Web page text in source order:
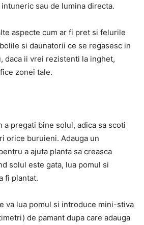
sau de lumina directa.
aspecte cum ar fi pret si felurile
si daunatorii ce se regasesc in
daca ii vrei rezistenti la inghet,
zonei tale.
a pregati bine solul, adica sa scoti
orice buruieni. Adauga un
a ajuta planta sa creasca
solul este gata, lua pomul si
fi plantat.
va lua pomul si introduce mini-stiva
de pamant dupa care adauga